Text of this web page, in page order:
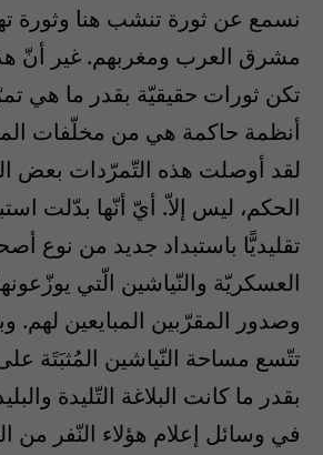
نسمع عن ثورة تنشب هنا وثورة
مشرق العرب ومغربهم. غير أنّ
تكن ثورات حقيقيّة بقدر ما هي
أنظمة حاكمة هي من مخلّفات
لقد أوصلت هذه التّمرّدات بعض
الحكم، ليس إلاّ. أيّ أنّها بدّلت
تقليديًّا باستبداد جديد من نوع
العسكريّة والنّياشين الّتي
وصدور المقرّبين المبايعين لهم.
تتّسع مساحة النّياشين المُثبَتَة
بقدر ما كانت البلاغة التّليدة
في وسائل إعلام هؤلاء النّفر من